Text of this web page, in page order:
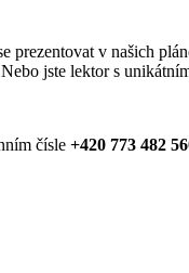
prezentovat v našich
jste lektor s
čísle +420 773 482